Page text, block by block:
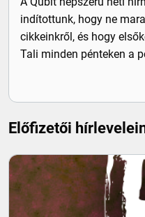
indítottunk, hogy ne
cikkeinkről, és hogy
Tali minden pénteken a
Előfizetői